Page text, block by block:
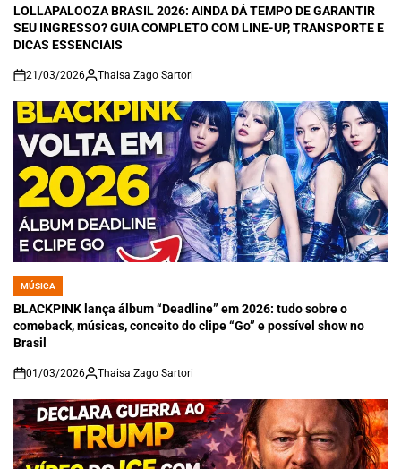
INLOLLAPALOOZA BRASIL 2026: AINDA DÁ TEMPO DE GARANTIR
SEU INGRESSO? GUIA COMPLETO COM LINE-UP, TRANSPORTE E
DICAS ESSENCIAIS
on
21/03/2026 Thaisa Zago Sartori
POSTED
IN
MÚSICA
BLACKPINK lança álbum “Deadline” em 2026: tudo sobre o
comeback, músicas, conceito do clipe “Go” e possível show no
Brasil
on
01/03/2026 Thaisa Zago Sartori